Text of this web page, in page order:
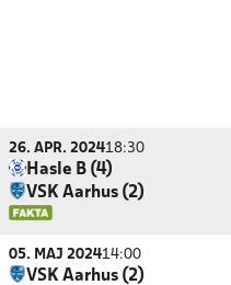
26. APR. 202418:30
Hasle B (4)
VSK Aarhus (2)
05. MAJ 202414:00
VSK Aarhus (2)